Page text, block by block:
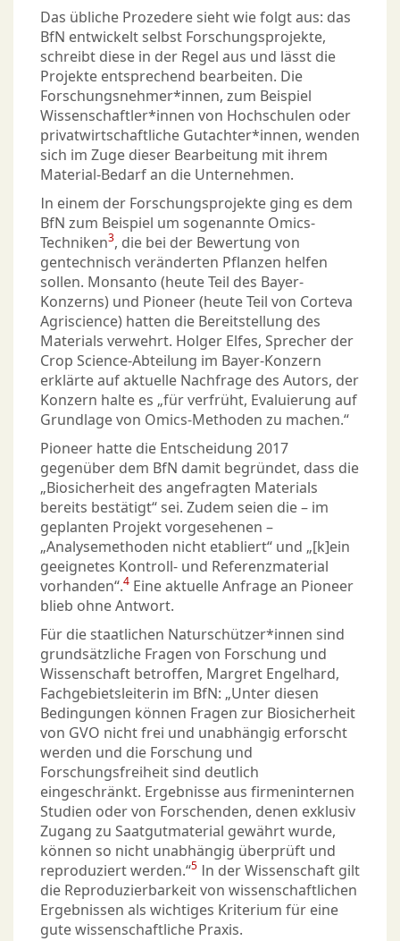
Das übliche Prozedere sieht wie folgt aus: das
BfN entwickelt selbst Forschungsprojekte,
schreibt diese in der Regel aus und lässt die
Projekte entsprechend bearbeiten. Die
Forschungsnehmer*innen, zum Beispiel
Wissenschaftler*innen von Hochschulen oder
privatwirtschaftliche Gutachter*innen, wenden
sich im Zuge dieser Bearbeitung mit ihrem
Material-Bedarf an die Unternehmen.
In einem der Forschungsprojekte ging es dem
BfN zum Beispiel um sogenannte Omics-
Techniken3, die bei der Bewertung von
gentechnisch veränderten Pflanzen helfen
sollen. Monsanto (heute Teil des Bayer-
Konzerns) und Pioneer (heute Teil von Corteva
Agriscience) hatten die Bereitstellung des
Materials verwehrt. Holger Elfes, Sprecher der
Crop Science-Abteilung im Bayer-Konzern
erklärte auf aktuelle Nachfrage des Autors, der
Konzern halte es „für verfrüht, Evaluierung auf
Grundlage von Omics-Methoden zu machen.“
Pioneer hatte die Entscheidung 2017
gegenüber dem BfN damit begründet, dass die
„Biosicherheit des angefragten Materials
bereits bestätigt“ sei. Zudem seien die – im
geplanten Projekt vorgesehenen –
„Analysemethoden nicht etabliert“ und „[k]ein
geeignetes Kontroll- und Referenzmaterial
vorhanden“.4 Eine aktuelle Anfrage an Pioneer
blieb ohne Antwort.
Für die staatlichen Naturschützer*innen sind
grundsätzliche Fragen von Forschung und
Wissenschaft betroffen, Margret Engelhard,
Fachgebietsleiterin im BfN: „Unter diesen
Bedingungen können Fragen zur Biosicherheit
von GVO nicht frei und unabhängig erforscht
werden und die Forschung und
Forschungsfreiheit sind deutlich
eingeschränkt. Ergebnisse aus firmeninternen
Studien oder von Forschenden, denen exklusiv
Zugang zu Saatgutmaterial gewährt wurde,
können so nicht unabhängig überprüft und
reproduziert werden.“5 In der Wissenschaft gilt
die Reproduzierbarkeit von wissenschaftlichen
Ergebnissen als wichtiges Kriterium für eine
gute wissenschaftliche Praxis.